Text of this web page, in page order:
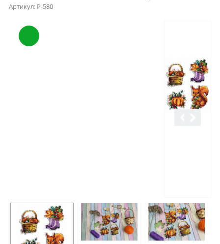
Артикул: Р-580
Описание